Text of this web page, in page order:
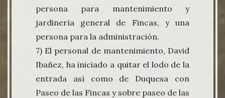
persona para mantenimiento y
jardinería general de Fincas, y una
persona para la administración.
7) El personal de mantenimiento, David
Ibañez, ha iniciado a quitar el lodo de la
entrada así como de Duquesa con
Paseo de las Fincas y sobre paseo de las